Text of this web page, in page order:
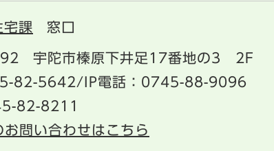
宅課 窓口
宇陀市榛原下井足17番地の3 2F
82-5642/IP電話：0745-88-9096
82-8211
お問い合わせはこちら